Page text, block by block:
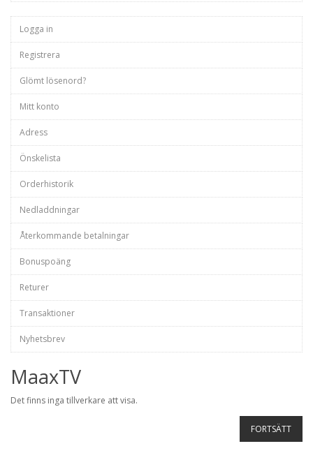
Logga in
Registrera
Glömt lösenord?
Mitt konto
Adress
Önskelista
Orderhistorik
Nedladdningar
Återkommande betalningar
Bonuspoäng
Returer
Transaktioner
Nyhetsbrev
MaaxTV
Det finns inga tillverkare att visa.
FORTSÄTT